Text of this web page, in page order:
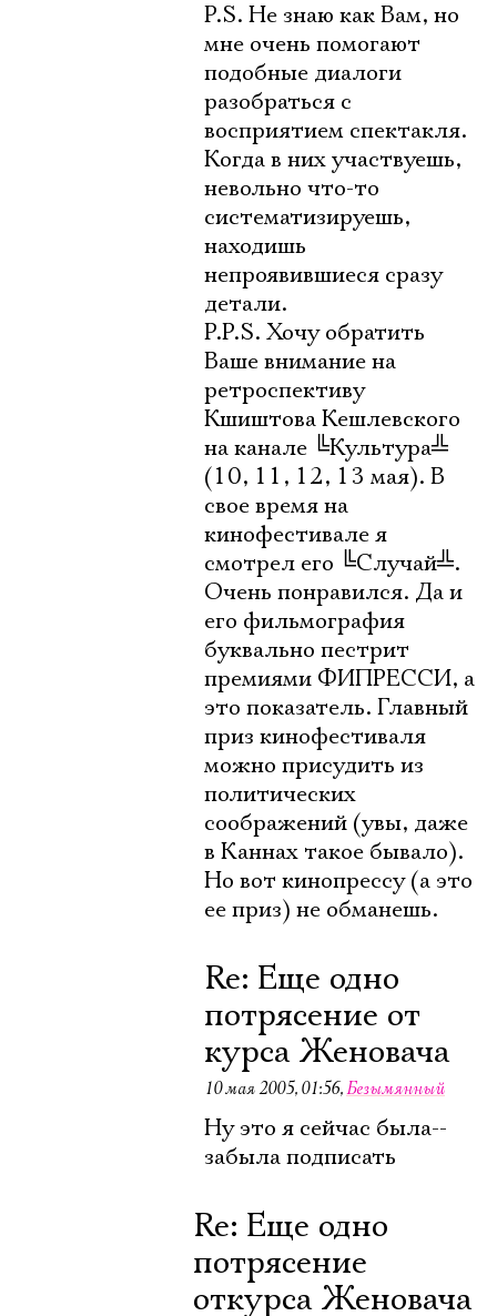
P.S. Не знаю как Вам, но
мне очень помогают
подобные диалоги
разобраться с
восприятием спектакля.
Когда в них участвуешь,
невольно что-то
систематизируешь,
находишь
непроявившиеся сразу
детали.
P.P.S. Хочу обратить
Ваше внимание на
ретроспективу
Кшиштова Кешлевского
на канале ╚Культура╩
(10, 11, 12, 13 мая). В
свое время на
кинофестивале я
смотрел его ╚Случай╩.
Очень понравился. Да и
его фильмография
буквально пестрит
премиями ФИПРЕССИ, а
это показатель. Главный
приз кинофестиваля
можно присудить из
политических
соображений (увы, даже
в Каннах такое бывало).
Но вот кинопрессу (а это
ее приз) не обманешь.
Re: Еще одно
потрясение от
курса Женовача
10 мая 2005, 01:56,Безымянный
Ну это я сейчас была--
забыла подписать
Re: Еще одно
потрясение
откурса Женовача